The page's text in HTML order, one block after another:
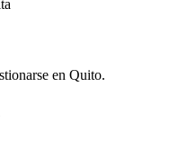
en Quito.